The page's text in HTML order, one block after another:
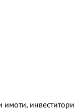
имоти, инвеститори